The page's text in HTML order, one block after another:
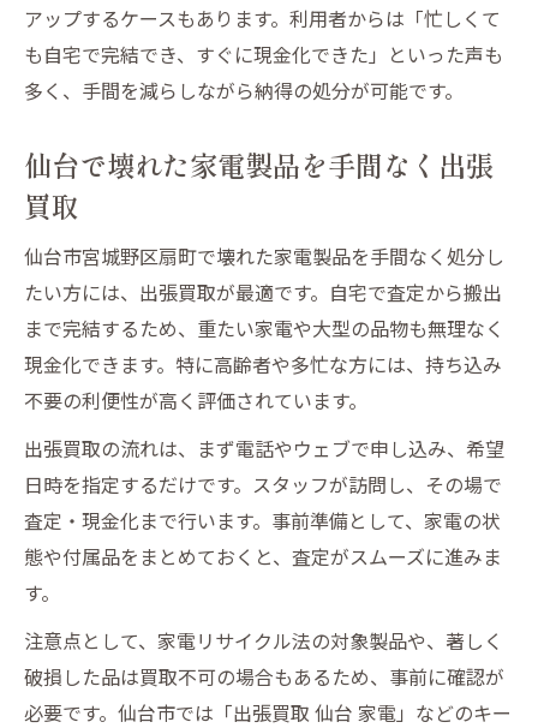
出張買取で壊れた家電製品も即現金化可能
現金化重視の壊れた家電製品出張買取活用
法
実現
忙しい方必見の壊れた家電製品の手軽な出張処
分法
壊れた家電製品の出張買取で忙しい方も安
心
手間を省く壊れた家電製品の出張買取活用
術
壊れた家電製品の出張買取で時短処分を実
現
忙しい人向け壊れた家電製品の出張買取サ
ービス
可能
不要な家電製品を出張買取で効率よく現金化す
る方法
アップするケースもあります。利用者からは「忙しくて
も自宅で完結でき、すぐに現金化できた」といった声も
多く、手間を減らしながら納得の処分が可能です。
仙台で壊れた家電製品を手間なく出張
買取
仙台市宮城野区扇町で壊れた家電製品を手間なく処分し
たい方には、出張買取が最適です。自宅で査定から搬出
まで完結するため、重たい家電や大型の品物も無理なく
現金化できます。特に高齢者や多忙な方には、持ち込み
不要の利便性が高く評価されています。
出張買取の流れは、まず電話やウェブで申し込み、希望
日時を指定するだけです。スタッフが訪問し、その場で
査定・現金化まで行います。事前準備として、家電の状
態や付属品をまとめておくと、査定がスムーズに進みま
す。
注意点として、家電リサイクル法の対象製品や、著しく
破損した品は買取不可の場合もあるため、事前に確認が
必要です。仙台市では「出張買取 仙台 家電」などのキー